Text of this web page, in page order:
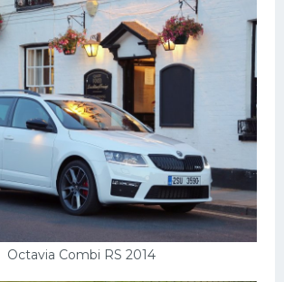
Octavia Combi RS 2014